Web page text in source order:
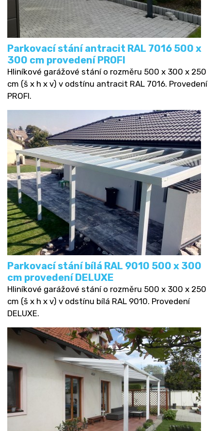
Parkovací stání antracit RAL 7016 500 x
300 cm provedení PROFI
Hliníkové garážové stání o rozměru 500 x 300 x 250
cm (š x h x v) v odstínu antracit RAL 7016. Provedení
PROFI.
Parkovací stání bílá RAL 9010 500 x 300
cm provedení DELUXE
Hliníkové garážové stání o rozměru 500 x 300 x 250
cm (š x h x v) v odstínu bílá RAL 9010. Provedení
DELUXE.